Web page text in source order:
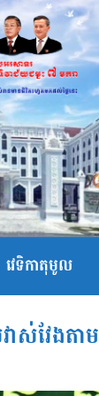
វេទិកាតុមូល
ាស់វែងតាម